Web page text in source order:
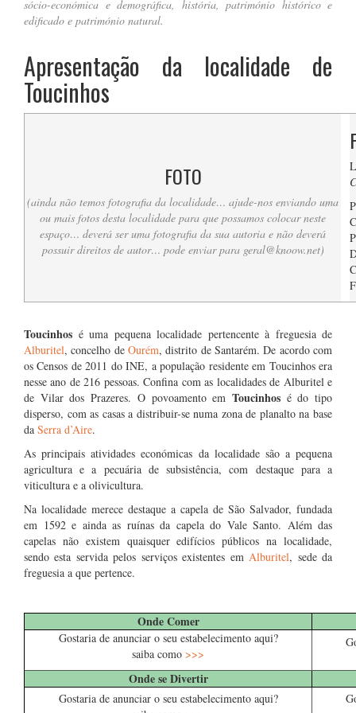
sócio-económica e demográfica, história, património histórico e
edificado e património natural.
Apresentação da localidade de
Toucinhos
FOTO
(ainda não temos fotografia da localidade… ajude-nos enviando uma
ou mais fotos desta localidade para que possamos colocar neste
espaço… deverá ser uma fotografia da sua autoria e não deverá
possuir direitos de autor… pode enviar para geral@knoow.net)
Toucinhos é uma pequena localidade pertencente à freguesia de
Alburitel, concelho de Ourém, distrito de Santarém. De acordo com
os Censos de 2011 do INE, a população residente em Toucinhos era
nesse ano de 216 pessoas. Confina com as localidades de Alburitel e
de Vilar dos Prazeres. O povoamento em Toucinhosé do tipo
disperso, com as casas a distribuir-se numa zona de planalto na base
da Serra d’Aire.
As principais atividades económicas da localidade são a pequena
agricultura e a pecuária de subsistência, com destaque para a
viticultura e a olivicultura.
Na localidade merece destaque a capela de São Salvador, fundada
em 1592 e ainda as ruínas da capela do Vale Santo. Além das
capelas não existem quaisquer edifícios públicos na localidade,
sendo esta servida pelos serviços existentes emAlburitel, sede da
freguesia a que pertence.
Onde Comer
Gostaria de anunciar o seu estabelecimento aqui?
saiba como >>>
Onde se Divertir
Gostaria de anunciar o seu estabelecimento aqui?